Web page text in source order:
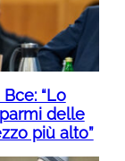
“Lo
delle
più alto”